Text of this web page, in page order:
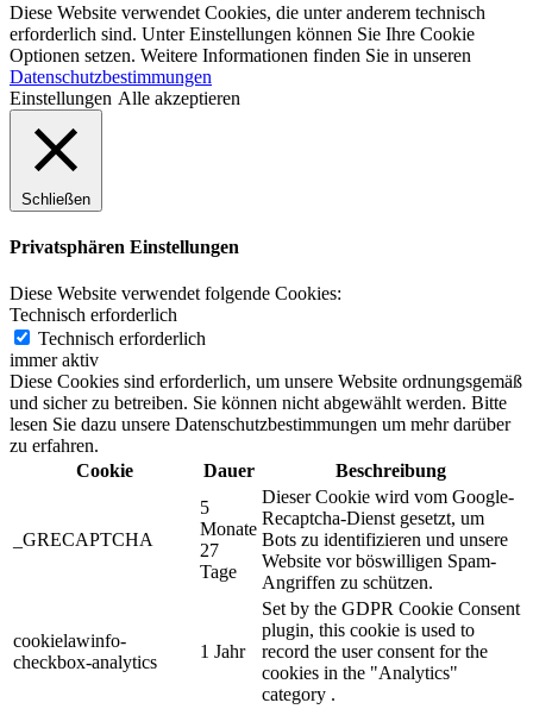
Diese Website verwendet Cookies, die unter anderem technisch
erforderlich sind. Unter Einstellungen können Sie Ihre Cookie
Optionen setzen. Weitere Informationen finden Sie in unseren
Datenschutzbestimmungen
Einstellungen Alle akzeptieren
Schließen
Privatsphären Einstellungen
Diese Website verwendet folgende Cookies:
Technisch erforderlich
Technisch erforderlich
immer aktiv
Diese Cookies sind erforderlich, um unsere Website ordnungsgemäß
und sicher zu betreiben. Sie können nicht abgewählt werden. Bitte
lesen Sie dazu unsere Datenschutzbestimmungen um mehr darüber
zu erfahren.
Cookie
Dauer Beschreibung
_GRECAPTCHA
5
Monate
27
Tage
Dieser Cookie wird vom Google-
Recaptcha-Dienst gesetzt, um
Bots zu identifizieren und unsere
Website vor böswilligen Spam-
Angriffen zu schützen.
cookielawinfo-
checkbox-analytics
1 Jahr
Set by the GDPR Cookie Consent
plugin, this cookie is used to
record the user consent for the
cookies in the "Analytics"
category .